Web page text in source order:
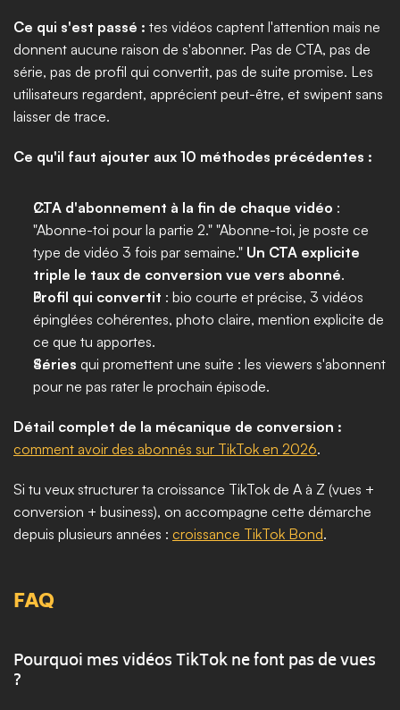
Ce qui s'est passé : tes vidéos captent l'attention mais ne
donnent aucune raison de s'abonner. Pas de CTA, pas de
série, pas de profil qui convertit, pas de suite promise. Les
utilisateurs regardent, apprécient peut-être, et swipent sans
laisser de trace.
Ce qu'il faut ajouter aux 10 méthodes précédentes :
CTA d'abonnement à la fin de chaque vidéo :
"Abonne-toi pour la partie 2." "Abonne-toi, je poste ce
type de vidéo 3 fois par semaine." Un CTA explicite
triple le taux de conversion vue vers abonné.
Profil qui convertit : bio courte et précise, 3 vidéos
épinglées cohérentes, photo claire, mention explicite de
ce que tu apportes.
Séries qui promettent une suite : les viewers s'abonnent
pour ne pas rater le prochain épisode.
Détail complet de la mécanique de conversion :
comment avoir des abonnés sur TikTok en 2026.
Si tu veux structurer ta croissance TikTok de A à Z (vues +
conversion + business), on accompagne cette démarche
depuis plusieurs années : croissance TikTok Bond.
FAQ
Pourquoi mes vidéos TikTok ne font pas de vues
?